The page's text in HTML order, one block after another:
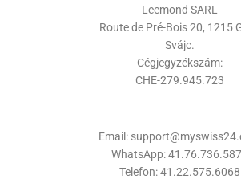
Leemond SARL
Route de Pré-Bois 20, 1215
Svájc.
Cégjegyzékszám:
CHE-279.945.723
Email:
WhatsApp:
Telefon: 41.22.575.6068